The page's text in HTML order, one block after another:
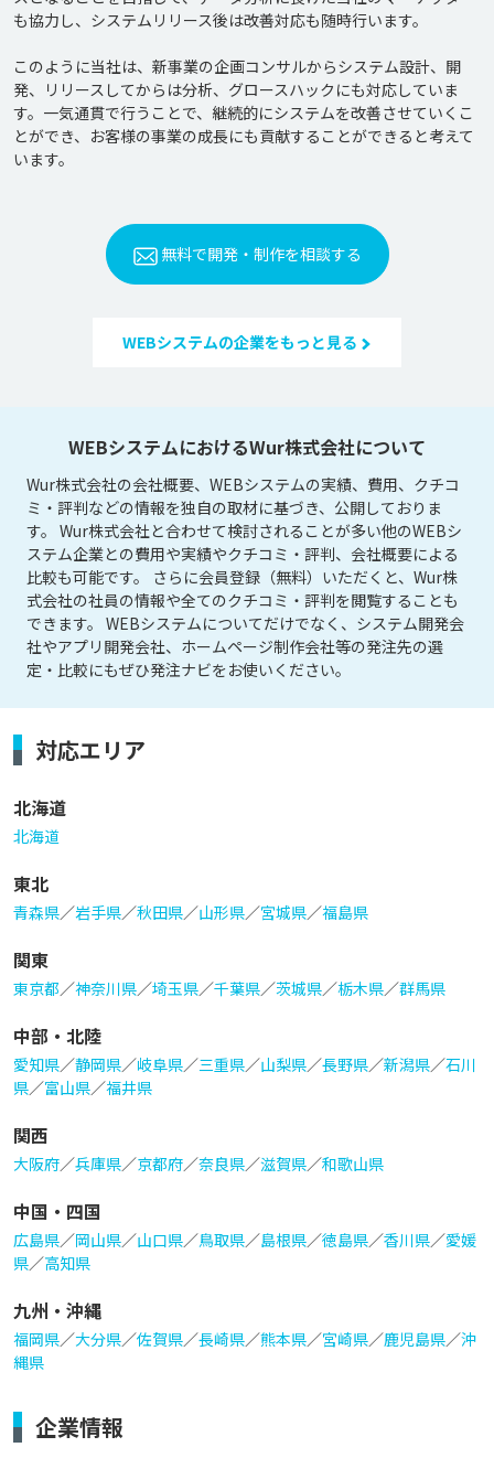
も協力し、システムリリース後は改善対応も随時行います。
このように当社は、新事業の企画コンサルからシステム設計、開
発、リリースしてからは分析、グロースハックにも対応していま
す。一気通貫で行うことで、継続的にシステムを改善させていくこ
とができ、お客様の事業の成長にも貢献することができると考えて
います。
無料で開発・制作を相談する
WEBシステムの企業をもっと見る
WEBシステムにおけるWur株式会社について
Wur株式会社の会社概要、WEBシステムの実績、費用、クチコ
ミ・評判などの情報を独自の取材に基づき、公開しておりま
す。 Wur株式会社と合わせて検討されることが多い他のWEBシ
ステム企業との費用や実績やクチコミ・評判、会社概要による
比較も可能です。 さらに会員登録（無料）いただくと、Wur株
式会社の社員の情報や全てのクチコミ・評判を閲覧することも
できます。 WEBシステムについてだけでなく、システム開発会
社やアプリ開発会社、ホームページ制作会社等の発注先の選
定・比較にもぜひ発注ナビをお使いください。
対応エリア
北海道
北海道
東北
青森県／岩手県／秋田県／山形県／宮城県／福島県
関東
東京都／神奈川県／埼玉県／千葉県／茨城県／栃木県／群馬県
中部・北陸
愛知県／静岡県／岐阜県／三重県／山梨県／長野県／新潟県／石川
県／富山県／福井県
関西
大阪府／兵庫県／京都府／奈良県／滋賀県／和歌山県
中国・四国
広島県／岡山県／山口県／鳥取県／島根県／徳島県／香川県／愛媛
県／高知県
九州・沖縄
福岡県／大分県／佐賀県／長崎県／熊本県／宮崎県／鹿児島県／沖
縄県
企業情報